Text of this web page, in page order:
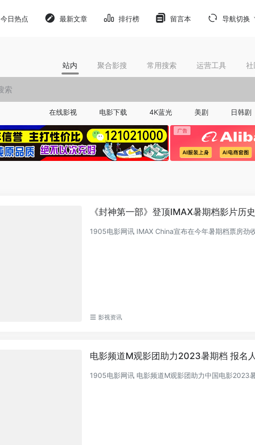
今日热点 最新文章 排行榜 留言本 导航切换
站内 聚合影搜 常用搜索 运营工具 社
在线影视 电影下载 4K蓝光 美剧 日韩剧
《封神第一部》登顶IMAX暑期档影片历
1905电影网讯 IMAX China宣布在今年暑期档票房劲
影视资讯
电影频道M观影团助力2023暑期档 报名
1905电影网讯 电影频道M观影团助力中国电影2023